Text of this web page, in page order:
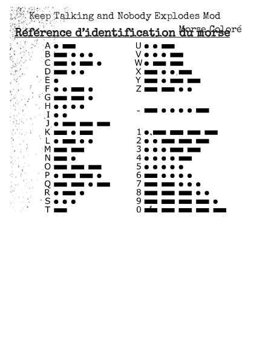
Keep Talking and Nobody Explodes Mod
Morse Coloré
Référence d’identification du morse